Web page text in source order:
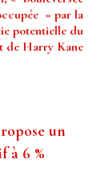
» par la
potentielle du
de Harry Kane
un
à 6 %